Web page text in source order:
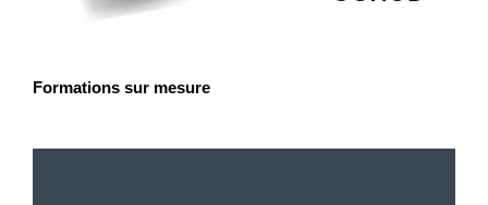
Formations sur mesure